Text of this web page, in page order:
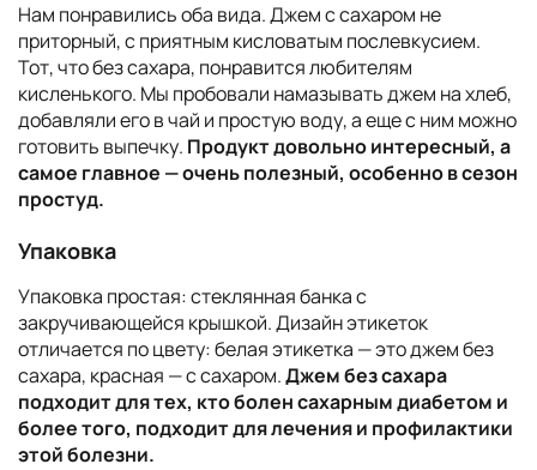
Нам понравились оба вида. Джем с сахаром не
приторный, с приятным кисловатым послевкусием.
Тот, что без сахара, понравится любителям
кисленького. Мы пробовали намазывать джем на хлеб,
добавляли его в чай и простую воду, а еще с ним можно
готовить выпечку. Продукт довольно интересный, а
самое главное — очень полезный, особенно в сезон
простуд.
Упаковка
Упаковка простая: стеклянная банка с
закручивающейся крышкой. Дизайн этикеток
отличается по цвету: белая этикетка — это джем без
сахара, красная — с сахаром.Джем без сахара
подходит для тех, кто болен сахарным диабетом и
более того, подходит для лечения и профилактики
этой болезни.